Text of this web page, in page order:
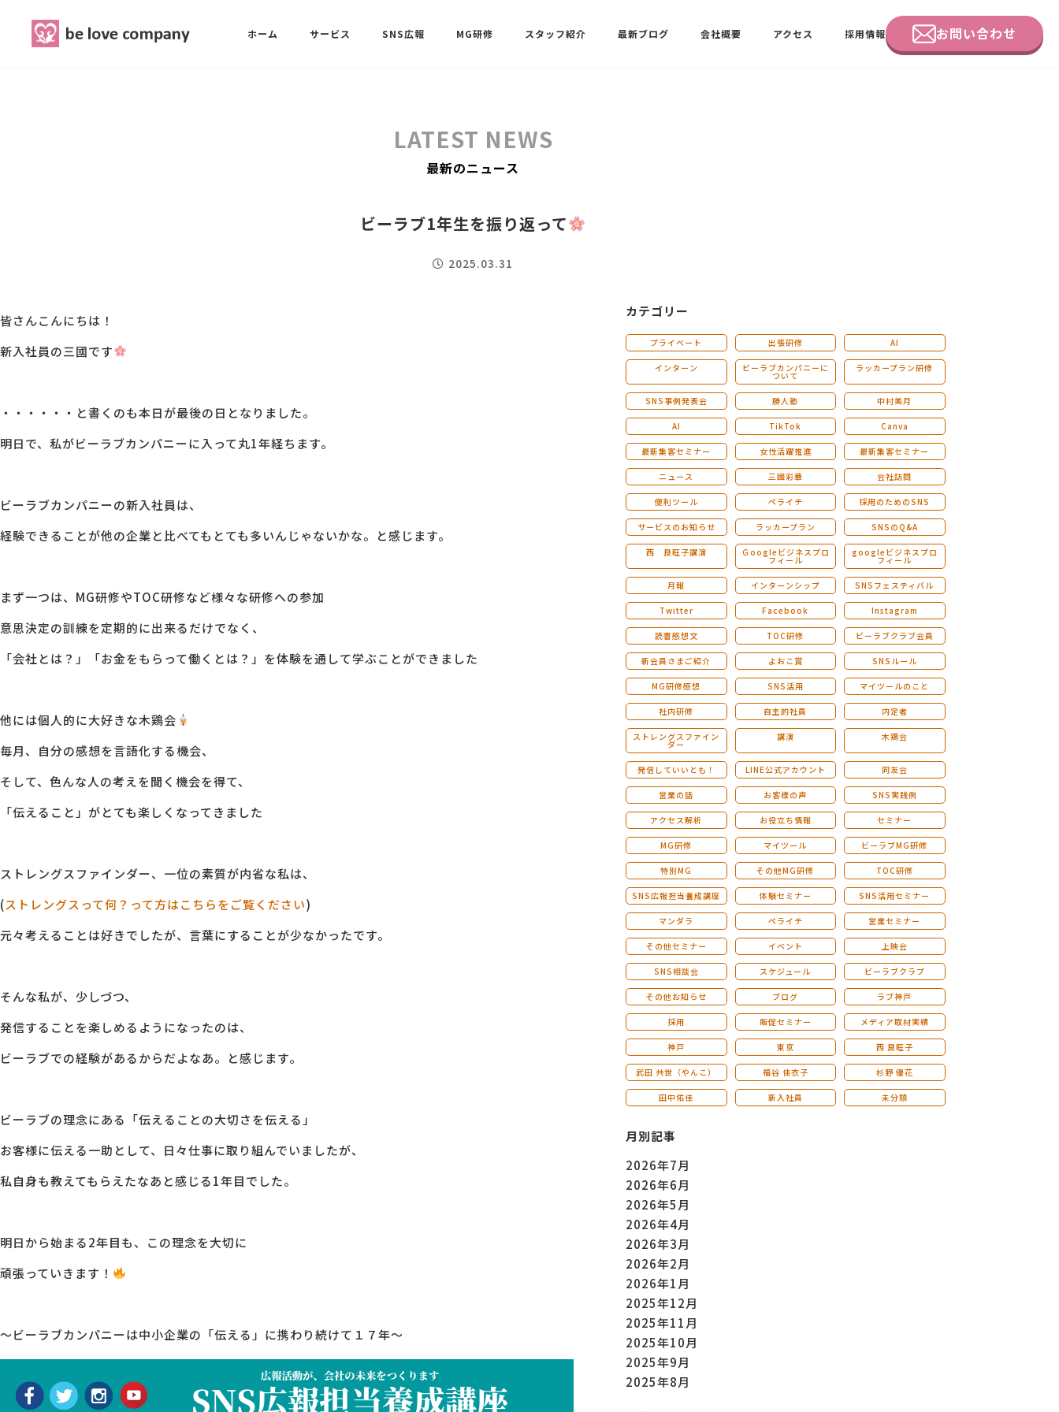
ホーム サービス
ストレングスファインダー研修
SNS広報 MG研修 スタッフ紹介 最新ブログ 会社概要 アクセス 採用情報 お問い合わせ
最新ブログ
アクセス
採用情報
LATEST NEWS
最新のニュース
ビーラブ1年生を振り返って
2025.03.31
皆さんこんにちは！
新入社員の三國です
・・・・・・と書くのも本日が最後の日となりました。
明日で、私がビーラブカンパニーに入って丸1年経ちます。
ビーラブカンパニーの新入社員は、
経験できることが他の企業と比べてもとても多いんじゃないかな。と感じます。
まず一つは、MG研修やTOC研修など様々な研修への参加
意思決定の訓練を定期的に出来るだけでなく、
「会社とは？」「お金をもらって働くとは？」を体験を通して学ぶことができました
他には個人的に大好きな木鶏会
毎月、自分の感想を言語化する機会、
そして、色んな人の考えを聞く機会を得て、
「伝えること」がとても楽しくなってきました
ストレングスファインダー、一位の素質が内省な私は、
(ストレングスって何？って方はこちらをご覧ください)
元々考えることは好きでしたが、言葉にすることが少なかったです。
そんな私が、少しづつ、
発信することを楽しめるようになったのは、
ビーラブでの経験があるからだよなあ。と感じます。
ビーラブの理念にある「伝えることの大切さを伝える」
お客様に伝える一助として、日々仕事に取り組んでいましたが、
私自身も教えてもらえたなあと感じる1年目でした。
明日から始まる2年目も、この理念を大切に
頑張っていきます！
～ビーラブカンパニーは中小企業の「伝える」に携わり続けて１７年～
カテゴリー
プライベート 出張研修 AI
インターン ビーラブカンパニーに
ついて
ラッカープラン研修
SNS事例発表会 勝人塾 中村美月
AI TikTok Canva
最新集客セミナー 女性活躍推進 最新集客セミナー
ニュース 三國彩華 会社訪問
便利ツール ペライチ 採用のためのSNS
サービスのお知らせ ラッカープラン SNSのQ&A
西 良旺子講演 Ｇoogleビジネスプロ
フィール
googleビジネスプロ
フィール
月報 インターンシップ SNSフェスティバル
Twitter Facebook Instagram
読書感想文 TOC研修 ビーラブクラブ会員
新会員さまご紹介 よおこ賞 SNSルール
MG研修感想 SNS活用 マイツールのこと
社内研修 自主的社員 内定者
ストレングスファイン
ダー
講演 木鶏会
発信していいとも！ LINE公式アカウント 同友会
営業の話 お客様の声 SNS実践例
アクセス解析 お役立ち情報 セミナー
MG研修 マイツール ビーラブMG研修
特別MG その他MG研修 TOC研修
SNS広報担当養成講座 体験セミナー SNS活用セミナー
マンダラ ペライチ 営業セミナー
その他セミナー イベント 上映会
SNS相談会 スケジュール ビーラブクラブ
その他お知らせ ブログ ラブ神戸
採用 販促セミナー メディア取材実績
神戸 東京 西 良旺子
武田 共世（やんこ） 福谷 佳衣子 杉野 優花
田中佑佳 新入社員 未分類
月別記事
2026年7月
2026年6月
2026年5月
2026年4月
2026年3月
2026年2月
2026年1月
2025年12月
2025年11月
2025年10月
2025年9月
2025年8月